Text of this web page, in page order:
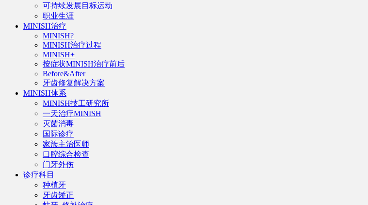
可持续发展目标运动
职业生涯
MINISH治疗
MINISH?
MINISH治疗过程
MINISH+
按症状MINISH治疗前后
Before&After
牙齿修复解决方案
MINISH体系
MINISH技工研究所
一天治疗MINISH
灭菌消毒
国际诊疗
家族主治医师
口腔综合检查
门牙外伤
诊疗科目
种植牙
牙齿矫正